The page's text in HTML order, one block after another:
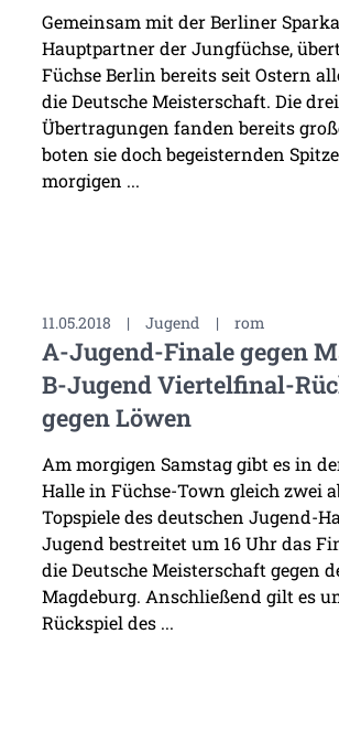
Gemeinsam mit der Berliner
Hauptpartner der Jungfüchse,
Füchse Berlin bereits seit Ostern
die Deutsche Meisterschaft. Die
Übertragungen fanden bereits
boten sie doch begeisternden
morgigen ...
11.05.2018 | Jugend | rom
A-Jugend-Finale gegen
B-Jugend Viertelfinal-
gegen Löwen
Am morgigen Samstag gibt es in
Halle in Füchse-Town gleich zwei
Topspiele des deutschen Jugend-
Jugend bestreitet um 16 Uhr das
die Deutsche Meisterschaft gegen
Magdeburg. Anschließend gilt es
Rückspiel des ...